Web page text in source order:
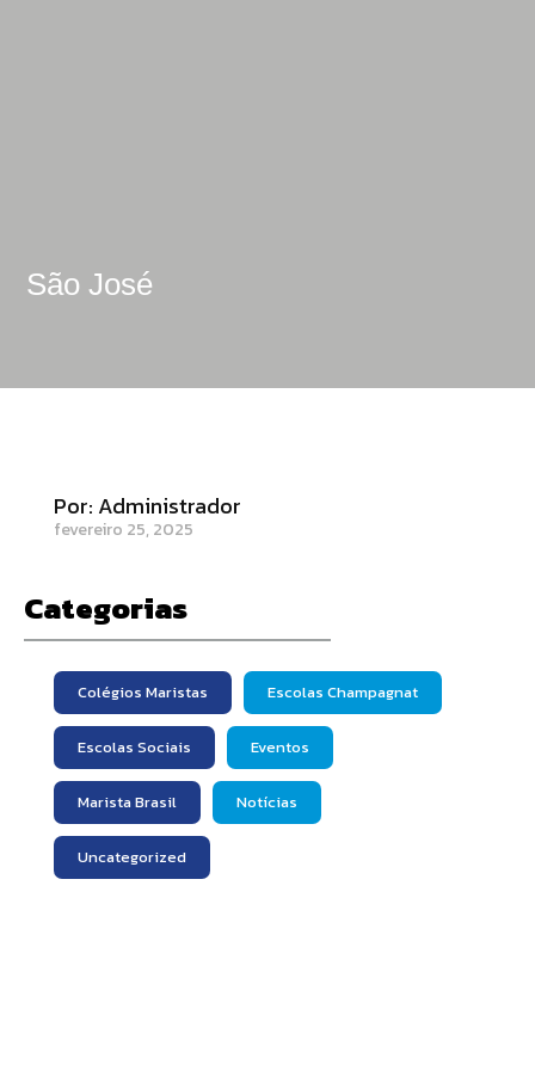
São José
Por: Administrador
fevereiro 25, 2025
Categorias
Colégios Maristas Escolas Champagnat
Escolas Sociais Eventos
Marista Brasil Notícias
Uncategorized